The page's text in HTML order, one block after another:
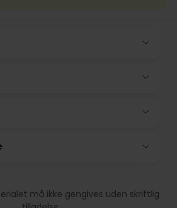
må ikke gengives uden skriftlig